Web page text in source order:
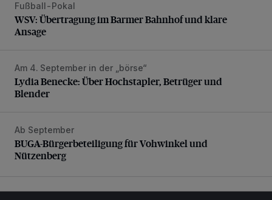
WSV: Übertragung im Barmer Bahnhof und klare Ansage
Fußball-Pokal
WSV: Übertragung im Barmer Bahnhof und klare
Ansage
Lydia Benecke: Über Hochstapler, Betrüger und Blender
Am 4. September in der „börse“
Lydia Benecke: Über Hochstapler, Betrüger und
Blender
BUGA-Bürgerbeteiligung für Vohwinkel und Nützenberg
Ab September
BUGA-Bürgerbeteiligung für Vohwinkel und
Nützenberg